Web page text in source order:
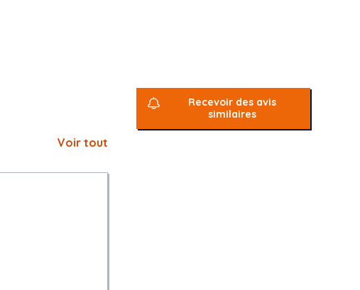
Voir tout
Recevoir des avis
similaires